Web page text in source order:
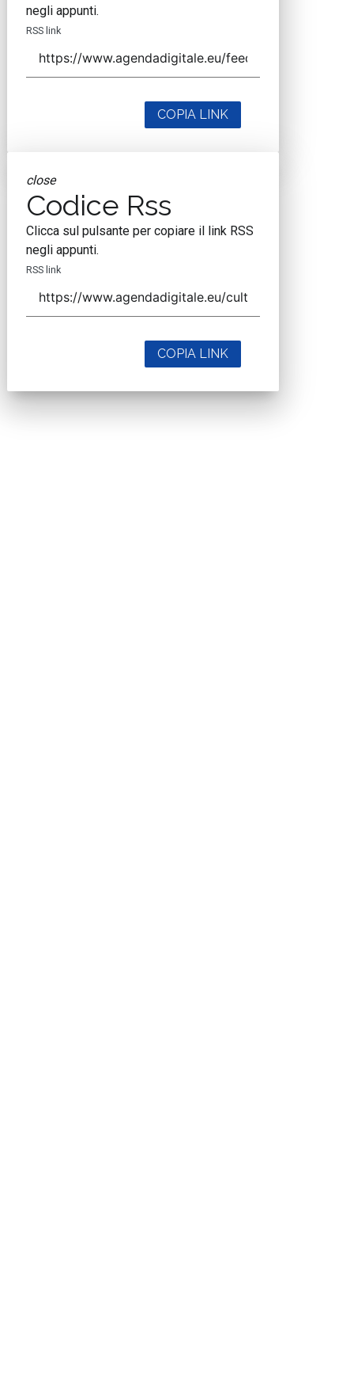
negli appunti.
RSS link
COPIA LINK
close
Codice Rss
Clicca sul pulsante per copiare il link RSS
negli appunti.
RSS link
COPIA LINK